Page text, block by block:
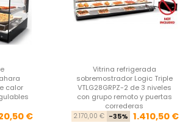
calor
Precio base
Precio
€
Vitrina refrigerada
sobremostrador Logic Triple
VTLG28GRPZ-2 de 3 niveles
con grupo remoto y puertas
correderas
2.170,00 € -35% 1.410,50 €